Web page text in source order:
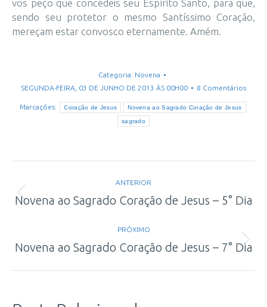
vos peço que concedeis seu Espírito Santo, para que,
sendo seu protetor o mesmo Santíssimo Coração,
mereçam estar convosco eternamente. Amém.
Categoria: Novena
SEGUNDA-FEIRA, 03 DE JUNHO DE 2013 ÀS 00H00
8 Comentários
Marcações: Coração de Jesus Novena ao Sagrado Coração de Jesus
sagrado
de
ANTERIOR
Post
Novena ao Sagrado Coração de Jesus – 5° Dia
PRÓXIMO
Próximo
Novena ao Sagrado Coração de Jesus – 7° Dia